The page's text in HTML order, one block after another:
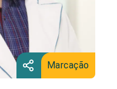
Marcação